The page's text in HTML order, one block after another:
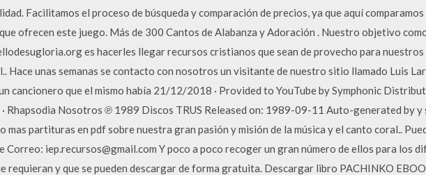
Facilitamos el proceso de búsqueda y comparación de precios, ya que aquí
ofrecen este juego. Más de 300 Cantos de Alabanza y Adoración . Nuestro objetivo
es hacerles llegar recursos cristianos que sean de provecho para
Hace unas semanas se contacto con nosotros un visitante de nuestro sitio llamado Luis
cancionero que el mismo había 21/12/2018 · Provided to YouTube by Symphonic
· Rhapsodia Nosotros ℗ 1989 Discos TRUS Released on: 1989-09-11 Auto-generated by
mas partituras en pdf sobre nuestra gran pasión y misión de la música y el canto coral..
Correo: iep.recursos@gmail.com Y poco a poco recoger un gran número de ellos para los
requieran y que se pueden descargar de forma gratuita. Descargar libro PACHINKO